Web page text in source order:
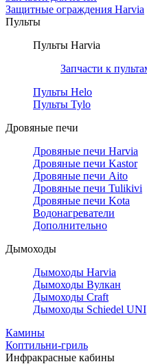
Защитные ограждения Harvia
Пульты
Пульты Harvia
Запчасти к
Пульты Helo
Пульты Tylo
Дровяные печи
Дровяные печи Harvia
Дровяные печи Kastor
Дровяные печи Aito
Дровяные печи Tulikivi
Дровяные печи Kota
Водонагреватели
Дополнительно
Дымоходы
Дымоходы Harvia
Дымоходы Вулкан
Дымоходы Craft
Дымоходы Schiedel UNI
Камины
Коптильни-гриль
Инфракрасные кабины